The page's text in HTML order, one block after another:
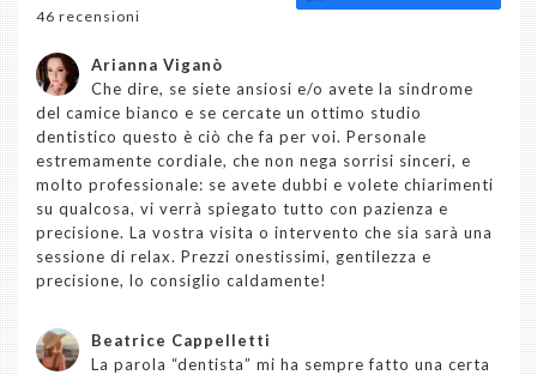
46 recensioni
Arianna Viganò
Che dire, se siete ansiosi e/o avete la sindrome
del camice bianco e se cercate un ottimo studio
dentistico questo è ciò che fa per voi. Personale
estremamente cordiale, che non nega sorrisi sinceri, e
molto professionale: se avete dubbi e volete chiarimenti
su qualcosa, vi verrà spiegato tutto con pazienza e
precisione. La vostra visita o intervento che sia sarà una
sessione di relax. Prezzi onestissimi, gentilezza e
precisione, lo consiglio caldamente!
Beatrice Cappelletti
La parola “dentista” mi ha sempre fatto una certa